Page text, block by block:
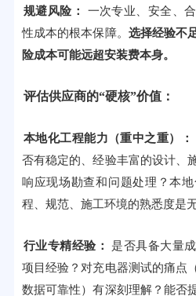
规避风险：
一次专业、安全、
性成本的根本保障。 选择经验不
险成本可能远超安装费本身。
评估供应商的“硬核”价值：
本地化工程能力（重中之重）：
否有稳定的、经验丰富的设计、
响应现场勘查和问题处理？本
程、规范、施工环境的熟悉度是
行业专精经验：
是否具备大量
项目经验？对充电器测试的痛点
数据可靠性）有深刻理解？能否